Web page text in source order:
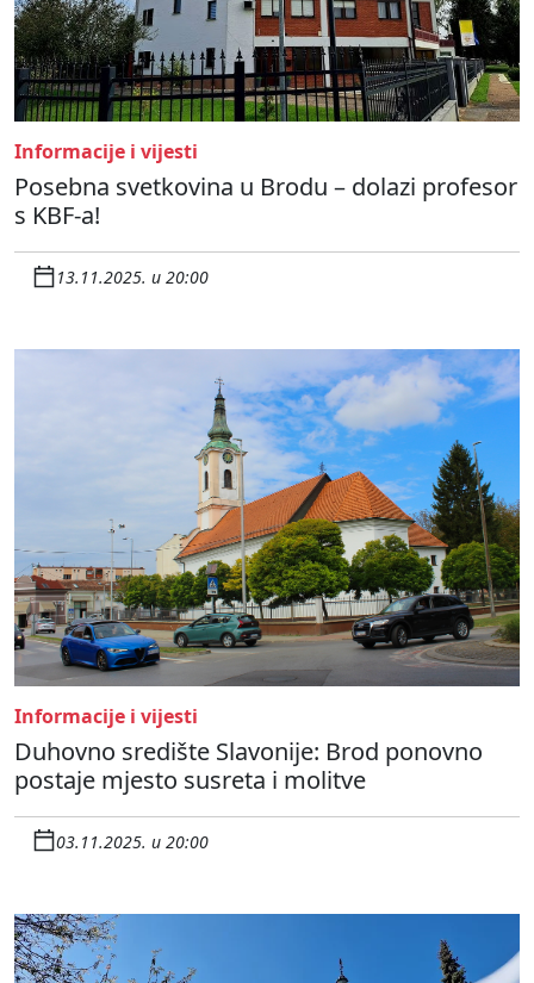
Informacije i vijesti
Posebna svetkovina u Brodu – dolazi profesor
s KBF-a!
13.11.2025. u 20:00
Informacije i vijesti
Duhovno središte Slavonije: Brod ponovno
postaje mjesto susreta i molitve
03.11.2025. u 20:00